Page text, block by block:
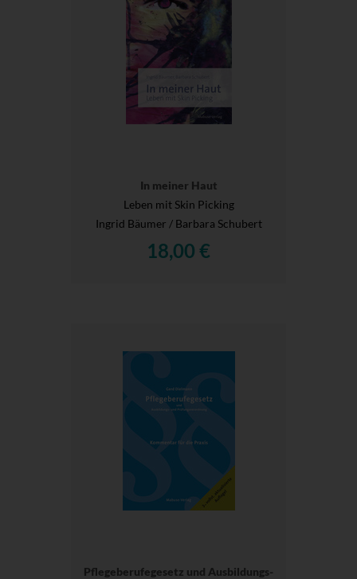
In meiner Haut
Leben mit Skin Picking
Ingrid Bäumer / Barbara Schubert
18,00 €
Pflegeberufegesetz und Ausbildungs-